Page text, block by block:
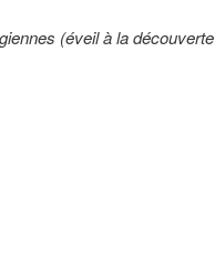
(éveil à la découverte